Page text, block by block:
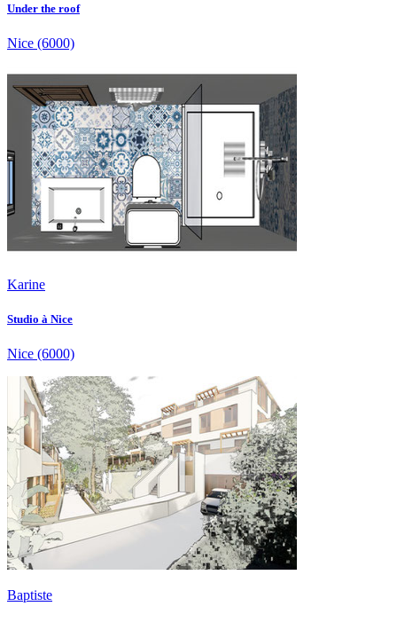
Under the roof
Nice (6000)
Karine
Studio à Nice
Nice (6000)
Baptiste